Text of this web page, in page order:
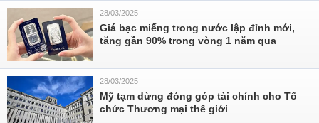
28/03/2025
Giá bạc miếng trong nước lập đỉnh mới,
tăng gần 90% trong vòng 1 năm qua
28/03/2025
Mỹ tạm dừng đóng góp tài chính cho Tổ
chức Thương mại thế giới